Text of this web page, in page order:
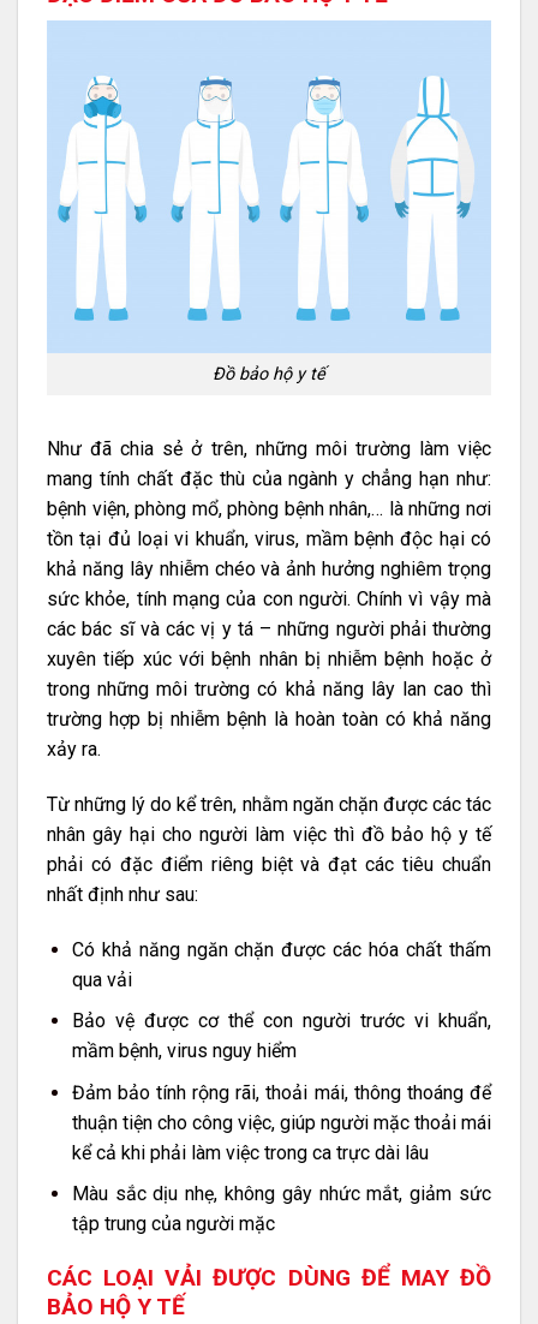
Đồ bảo hộ y tế
Như đã chia sẻ ở trên, những môi trường làm việc
mang tính chất đặc thù của ngành y chẳng hạn như:
bệnh viện, phòng mổ, phòng bệnh nhân,… là những nơi
tồn tại đủ loại vi khuẩn, virus, mầm bệnh độc hại có
khả năng lây nhiễm chéo và ảnh hưởng nghiêm trọng
sức khỏe, tính mạng của con người. Chính vì vậy mà
các bác sĩ và các vị y tá – những người phải thường
xuyên tiếp xúc với bệnh nhân bị nhiễm bệnh hoặc ở
trong những môi trường có khả năng lây lan cao thì
trường hợp bị nhiễm bệnh là hoàn toàn có khả năng
xảy ra.
Từ những lý do kể trên, nhằm ngăn chặn được các tác
nhân gây hại cho người làm việc thì đồ bảo hộ y tế
phải có đặc điểm riêng biệt và đạt các tiêu chuẩn
nhất định như sau:
Có khả năng ngăn chặn được các hóa chất thấm
qua vải
Bảo vệ được cơ thể con người trước vi khuẩn,
mầm bệnh, virus nguy hiểm
Đảm bảo tính rộng rãi, thoải mái, thông thoáng để
thuận tiện cho công việc, giúp người mặc thoải mái
kể cả khi phải làm việc trong ca trực dài lâu
Màu sắc dịu nhẹ, không gây nhức mắt, giảm sức
tập trung của người mặc
CÁC LOẠI VẢI ĐƯỢC DÙNG ĐỂ MAY ĐỒ
BẢO HỘ Y TẾ